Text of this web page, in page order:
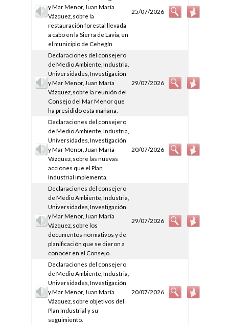
y Mar Menor, Juan María
Vázquez, sobre la
restauración forestal llevada
a cabo en la Sierra de Lavia, en
el municipio de Cehegín
25/07/2026
Declaraciones del consejero
de Medio Ambiente, Industria,
Universidades, Investigación
y Mar Menor, Juan María
Vázquez, sobre la reunión del
Consejo del Mar Menor que
ha presidido esta mañana.
29/07/2026
Declaraciones del consejero
de Medio Ambiente, Industria,
Universidades, Investigación
y Mar Menor, Juan María
Vázquez, sobre las nuevas
acciones que el Plan
Industrial implementa.
20/07/2026
Declaraciones del consejero
de Medio Ambiente, Industria,
Universidades, Investigación
y Mar Menor, Juan María
Vázquez, sobre los
documentos normativos y de
planificación que se dieron a
conocer en el Consejo.
29/07/2026
Declaraciones del consejero
de Medio Ambiente, Industria,
Universidades, Investigación
y Mar Menor, Juan María
Vázquez, sobre objetivos del
Plan Industrial y su
seguimiento.
20/07/2026